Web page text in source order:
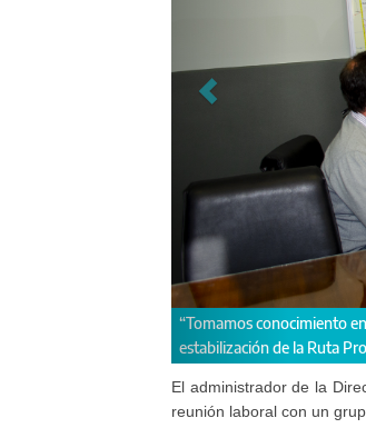
se están llevando a cabo, como la El
El administrador de la
reunión laboral con un